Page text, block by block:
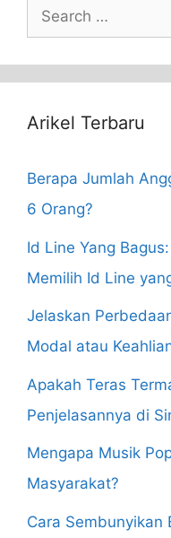
Search
for:
Arikel Terbaru
Berapa Jumlah
6 Orang?
Id Line Yang
Memilih Id Line
Jelaskan
Modal atau
Apakah Teras
Penjelasannya di
Mengapa Musik
Masyarakat?
Cara Sembunyikan